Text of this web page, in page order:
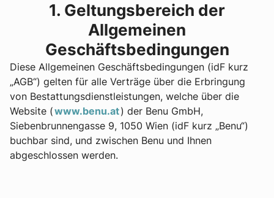
1. Geltungsbereich der
Allgemeinen
Geschäftsbedingungen
Diese Allgemeinen Geschäftsbedingungen (idF kurz
„AGB“) gelten für alle Verträge über die Erbringung
von Bestattungsdienstleistungen, welche über die
Website (www.benu.at) der Benu GmbH,
Siebenbrunnengasse 9, 1050 Wien (idF kurz „Benu“)
buchbar sind, und zwischen Benu und Ihnen
abgeschlossen werden.